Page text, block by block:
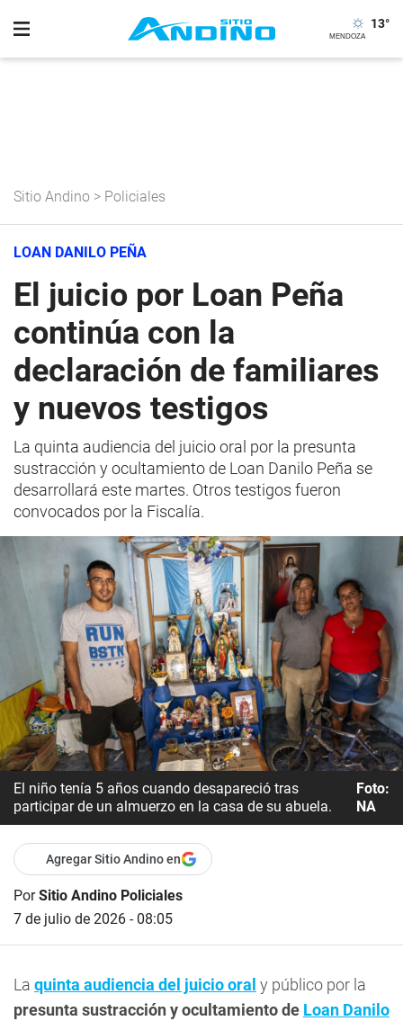
13°
Sitio Andino > Policiales
LOAN DANILO PEÑA
El juicio por Loan Peña
continúa con la
declaración de familiares
y nuevos testigos
La quinta audiencia del juicio oral por la presunta
sustracción y ocultamiento de Loan Danilo Peña se
desarrollará este martes. Otros testigos fueron
convocados por la Fiscalía.
El niño tenía 5 años cuando desapareció tras
participar de un almuerzo en la casa de su abuela.
Foto:
NA
Agregar Sitio Andino en
PorSitio Andino Policiales
7 de julio de 2026 - 08:05
La quinta audiencia del juicio oral y público por la
presunta sustracción y ocultamiento de Loan Danilo